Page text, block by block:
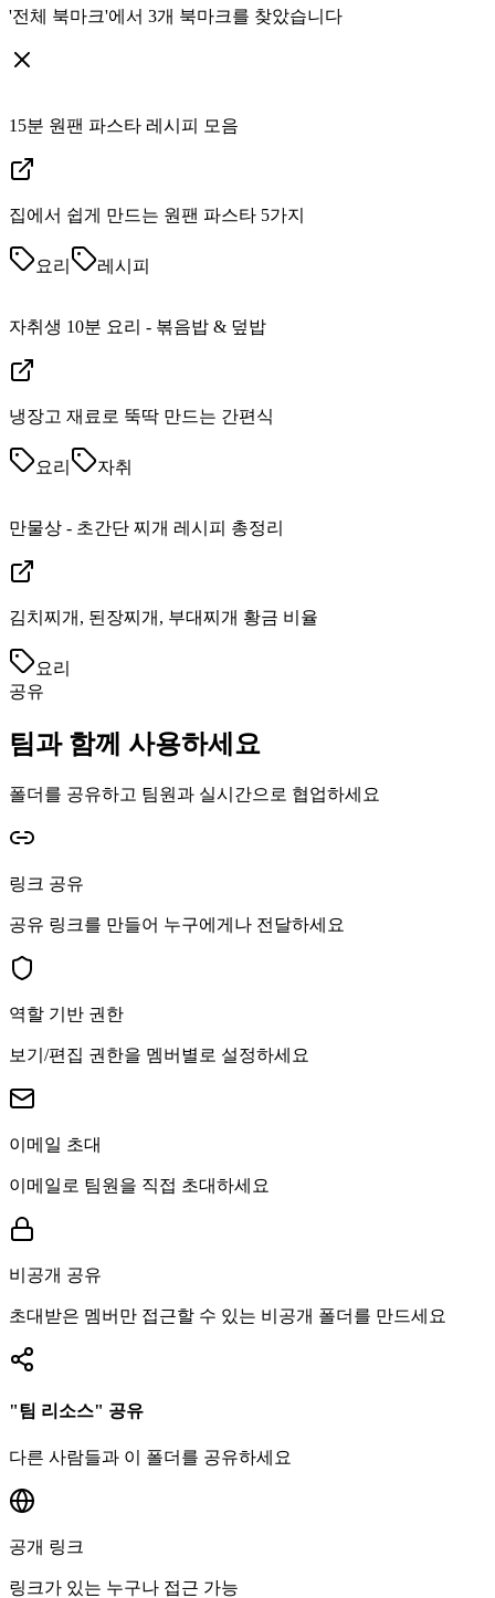
'전체 북마크'에서 3개 북마크를 찾았습니다
15분 원팬 파스타 레시피 모음
집에서 쉽게 만드는 원팬 파스타 5가지
요리 레시피
자취생 10분 요리 - 볶음밥 & 덮밥
냉장고 재료로 뚝딱 만드는 간편식
요리 자취
만물상 - 초간단 찌개 레시피 총정리
김치찌개, 된장찌개, 부대찌개 황금 비율
요리
공유
팀과 함께 사용하세요
폴더를 공유하고 팀원과 실시간으로 협업하세요
링크 공유
공유 링크를 만들어 누구에게나 전달하세요
역할 기반 권한
보기/편집 권한을 멤버별로 설정하세요
이메일 초대
이메일로 팀원을 직접 초대하세요
비공개 공유
초대받은 멤버만 접근할 수 있는 비공개 폴더를 만드세요
"팀 리소스" 공유
다른 사람들과 이 폴더를 공유하세요
공개 링크
링크가 있는 누구나 접근 가능